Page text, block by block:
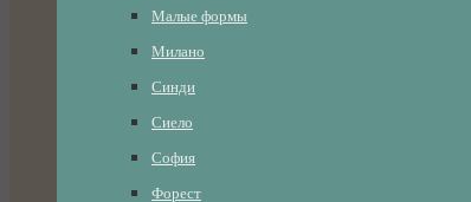
Малые формы
Милано
Синди
Сиело
София
Форест